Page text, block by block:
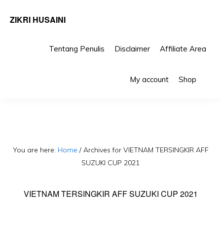
ZIKRI HUSAINI
Tentang Penulis Disclaimer Affiliate Area
My account Shop
You are here: Home /Archives for VIETNAM TERSINGKIR AFF
SUZUKI CUP 2021
VIETNAM TERSINGKIR AFF SUZUKI CUP 2021